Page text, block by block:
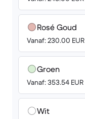
Rosé Goud
Vanaf: 230.00 EUR
Groen
Vanaf: 353.54 EUR
Wit